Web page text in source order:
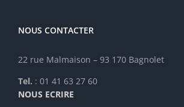
NOUS CONTACTER
22 rue Malmaison – 93 170 Bagnolet
Tel. : 01 41 63 27 60
NOUS ECRIRE